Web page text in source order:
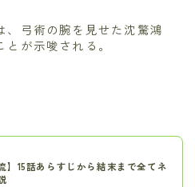
、弓術の腕を見せた沈驚鴻
が示唆される。
】15話あらすじから結末まで全てネ